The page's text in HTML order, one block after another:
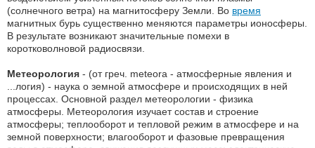
(солнечного ветра) на магнитосферу Земли. Во время
магнитных бурь существенно меняются параметры ионосферы.
В результате возникают значительные помехи в
коротковолновой радиосвязи.
Метеорология - (от греч. meteora - атмосферные явления и
...логия) - наука о земной атмосфере и происходящих в ней
процессах. Основной раздел метеорологии - физика
атмосферы. Метеорология изучает состав и строение
атмосферы; теплооборот и тепловой режим в атмосфере и на
земной поверхности; влагооборот и фазовые превращения